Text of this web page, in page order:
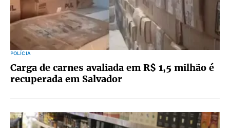
POLÍCIA
Carga de carnes avaliada em R$ 1,5 milhão é
recuperada em Salvador